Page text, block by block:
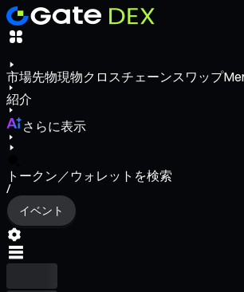
市場先物現物クロスチェーンスワップ
紹介
さらに表示
トークン／ウォレットを検索
/
イベント